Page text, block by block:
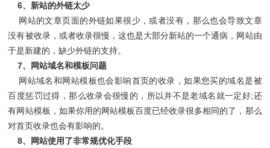
6、新站的外链太少
网站的文章页面的外链如果很少，或者没有，那么也会导致文章
没有被收录，或者收录很慢，这也是大部分新站的一个通病，网站由
于是新建的，缺少外链的支持。
7、网站域名和模板问题
网站域名和网站模板也会影响首页的收录，如果您买的域名是被
百度惩罚过得，那么收录会很慢的，所以并不是老域名就一定好;还
有网站模板，如果你用的网站模板百度已经收录很多相同的了，那么
对首页收录也会有影响的。
8、网站使用了非常规优化手段